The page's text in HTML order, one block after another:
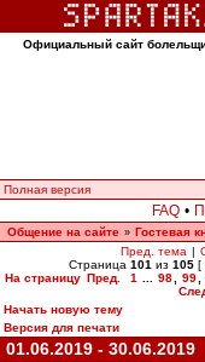
Официальный сайт
Полная версия
FAQ •
Общение на сайте » Гостевая
Пред. тема |
Страница 101 из 105 [
На страницу Пред. 1 98 99
Начать новую тему
Версия для печати
01.06.2019 - 30.06.2019